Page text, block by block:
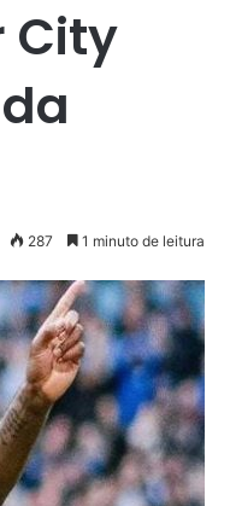
City
287 1 minuto de leitura